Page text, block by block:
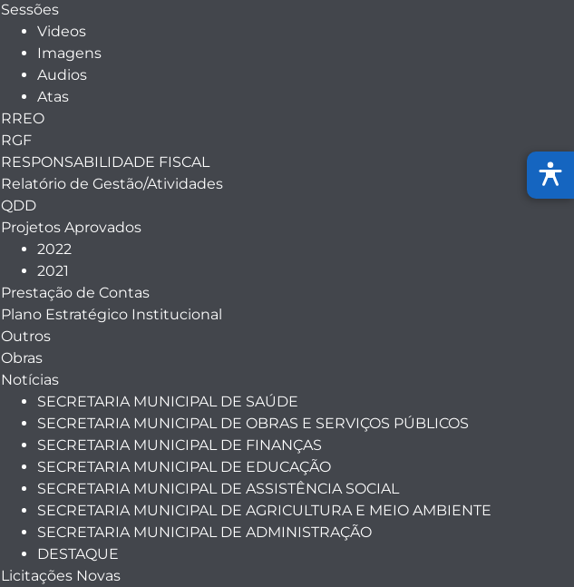
Sessões
Videos
Imagens
Audios
Atas
RREO
RGF
RESPONSABILIDADE FISCAL
Relatório de Gestão/Atividades
QDD
Projetos Aprovados
2022
2021
Prestação de Contas
Plano Estratégico Institucional
Outros
Obras
Notícias
SECRETARIA MUNICIPAL DE SAÚDE
SECRETARIA MUNICIPAL DE OBRAS E SERVIÇOS PÚBLICOS
SECRETARIA MUNICIPAL DE FINANÇAS
SECRETARIA MUNICIPAL DE EDUCAÇÃO
SECRETARIA MUNICIPAL DE ASSISTÊNCIA SOCIAL
SECRETARIA MUNICIPAL DE AGRICULTURA E MEIO AMBIENTE
SECRETARIA MUNICIPAL DE ADMINISTRAÇÃO
DESTAQUE
Licitações Novas